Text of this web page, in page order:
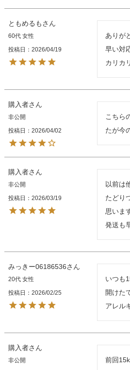
ともめるも
60代 女性
投稿日
2026/04/19
ありが
早い対
カリカ
購入者
非公開
投稿日
2026/04/02
こちら
たが今
購入者
非公開
投稿日
2026/03/19
以前は
たどり
思いま
発送も
みっきー06186536
20代 女性
投稿日
2026/02/25
いつも
開けた
アレル
購入者
非公開
前回